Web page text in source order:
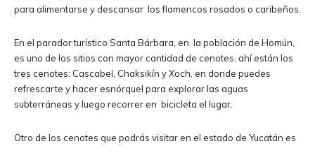
para alimentarse y descansar los flamencos rosados o caribeños.
En el parador turístico Santa Bárbara, en la población de Homún,
es uno de los sitios con mayor cantidad de cenotes, ahí están los
tres cenotes: Cascabel, Chaksikín y Xoch, en donde puedes
refrescarte y hacer esnórquel para explorar las aguas
subterráneas y luego recorrer en bicicleta el lugar.
Otro de los cenotes que podrás visitar en el estado de Yucatán es